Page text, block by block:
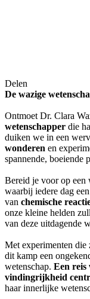
Delen
De wazige
Ontmoet Dr. Clara
wetenschapper die
duiken we in een
wonderen en
spannende, boeiende
Bereid je voor op een
waarbij iedere dag
van chemische
onze kleine helden
van deze uitdagende
Met experimenten
dit kamp een
wetenschap. Een reis
vindingrijkheid
haar innerlijke